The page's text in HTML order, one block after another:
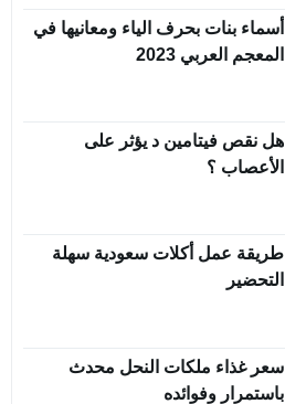
أسماء بنات بحرف الياء ومعانيها في
المعجم العربي 2023
هل نقص فيتامين د يؤثر على
الأعصاب ؟
طريقة عمل أكلات سعودية سهلة
التحضير
سعر غذاء ملكات النحل محدث
باستمرار وفوائده